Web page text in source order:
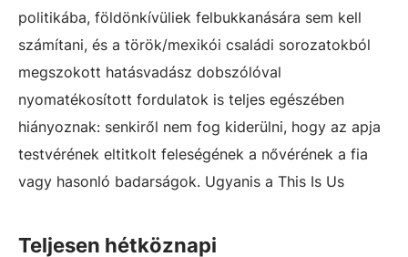
politikába, földönkívüliek felbukkanására sem kell
számítani, és a török/mexikói családi sorozatokból
megszokott hatásvadász dobszólóval
nyomatékosított fordulatok is teljes egészében
hiányoznak: senkiről nem fog kiderülni, hogy az apja
testvérének eltitkolt feleségének a nővérének a fia
vagy hasonló badarságok. Ugyanis a This Is Us
Teljesen hétköznapi